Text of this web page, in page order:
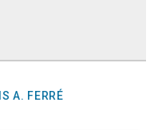
A. FERRÉ